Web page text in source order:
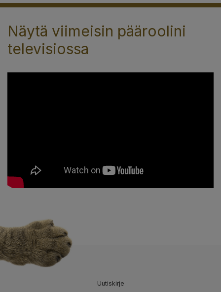
Näytä viimeisin pääroolini
televisiossa
Uutiskirje